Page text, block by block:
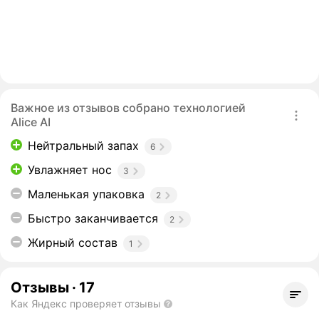
Важное из отзывов собрано технологией
Alice AI
Нейтральный запах
6
Увлажняет нос 3
Маленькая упаковка 2
Быстро заканчивается 2
Жирный состав 1
Отзывы · 17
Как Яндекс проверяет отзывы